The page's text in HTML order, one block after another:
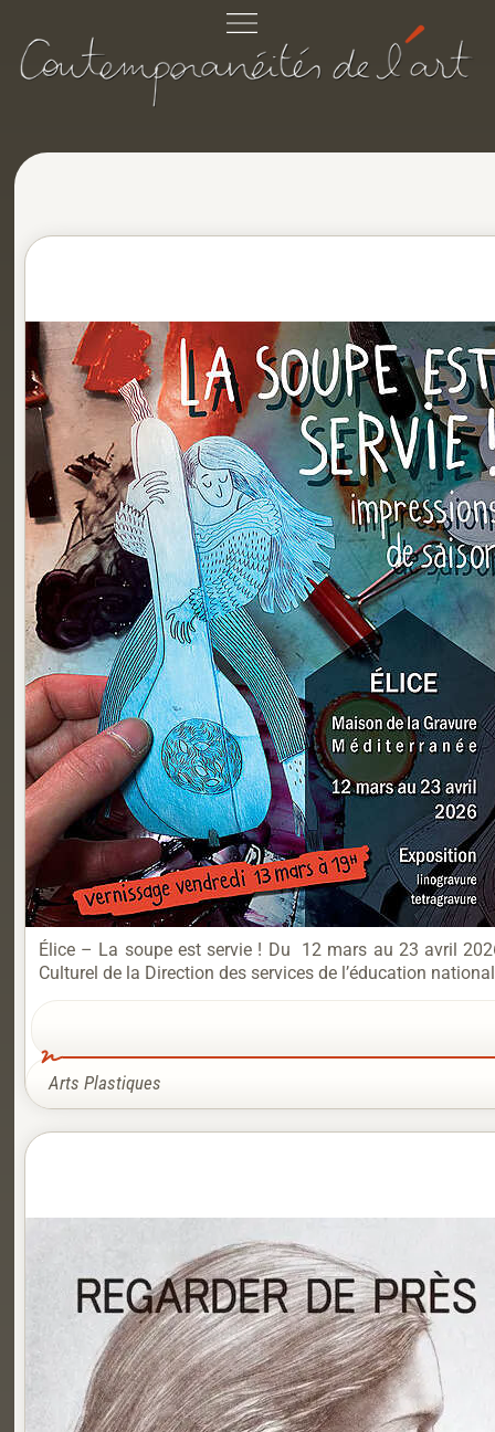
Élice – La soupe est servie ! Du 12 mars au 23 avril
Culturel de la Direction des services de l’éducation
Arts Plastiques